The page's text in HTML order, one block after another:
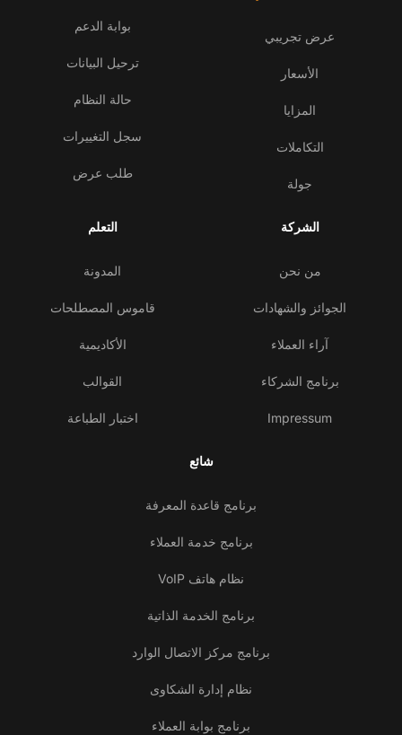
عرض تجريبي
الأسعار
المزايا
التكاملات
جولة
بوابة الدعم
ترحيل البيانات
حالة النظام
سجل التغييرات
طلب عرض
الشركة
من نحن
الجوائز والشهادات
آراء العملاء
برنامج الشركاء
Impressum
التعلم
المدونة
قاموس المصطلحات
الأكاديمية
القوالب
اختبار الطباعة
شائع
برنامج قاعدة المعرفة
برنامج خدمة العملاء
نظام هاتف VoIP
برنامج الخدمة الذاتية
برنامج مركز الاتصال الوارد
نظام إدارة الشكاوى
برنامج بوابة العملاء